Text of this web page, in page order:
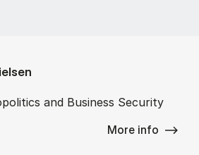
and Business Security
More info